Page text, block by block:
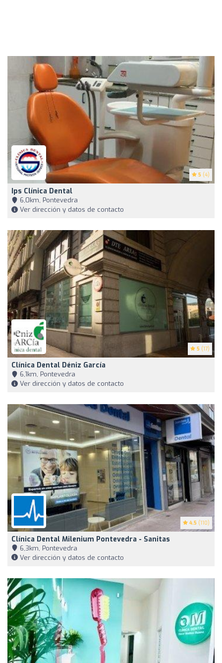
5 (4)
Ips Clínica Dental
6,0km, Pontevedra
Ver dirección y datos de contacto
5 (17)
Clínica Dental Déniz García
6,1km, Pontevedra
Ver dirección y datos de contacto
4.5 (110)
Clínica Dental Milenium Pontevedra - Sanitas
6,3km, Pontevedra
Ver dirección y datos de contacto